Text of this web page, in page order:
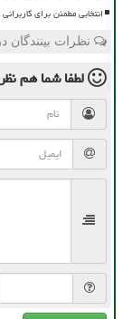
انتخابی مطمئن برای
نظرات
لطفا شما هم